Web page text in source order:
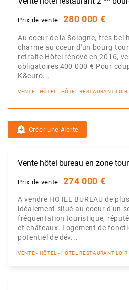
Prix de vente :280 000 €
Au coeur de la Sologne, très bel
charme au coeur d'un bourg
retraite Hôtel rénové en 2016,
obligatoires 400 000 € Pour
K&euro...
VENTE - HÔTEL - HÔTEL RESTAURANT LOIR
add_alert Créer une Alerte
Vente hôtel bureau en zone
Prix de vente :274 000 €
A vendre HOTEL BUREAU de
idéalement situé au coeur d'un
fréquentation touristique,
et châteaux. Logement de
potentiel de dév...
VENTE - HÔTEL - HÔTEL RESTAURANT LOIR